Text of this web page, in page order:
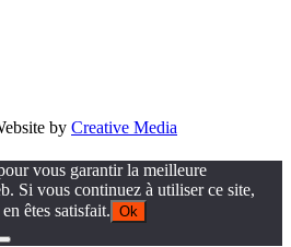
by Creative Media
vous garantir la meilleure
Si vous continuez à utiliser ce site,
êtes satisfait. Ok